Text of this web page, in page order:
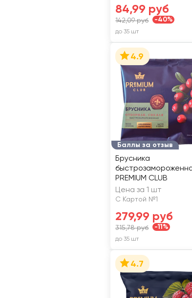
84,99 руб
142,09 руб -40%
до 35 шт
Баллы за отзыв
4.9
Брусника
PREMIUM CLUB
Цена за 1 шт
С Картой №1
279,99 руб
315,78 руб -11%
до 35 шт
4.7